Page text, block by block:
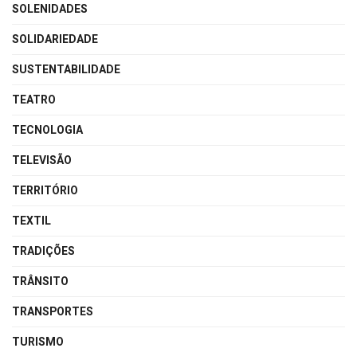
SOLENIDADES
SOLIDARIEDADE
SUSTENTABILIDADE
TEATRO
TECNOLOGIA
TELEVISÃO
TERRITÓRIO
TEXTIL
TRADIÇÕES
TRÂNSITO
TRANSPORTES
TURISMO